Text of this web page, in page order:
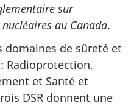
sur
au Canada.
de sûreté et
Radioprotection,
et Santé et
DSR donnent une